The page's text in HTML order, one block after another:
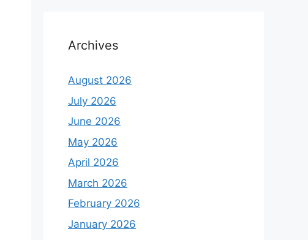
Archives
August 2026
July 2026
June 2026
May 2026
April 2026
March 2026
February 2026
January 2026